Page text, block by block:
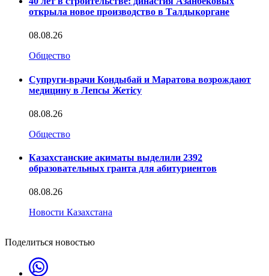
открыла новое производство в Талдыкоргане
08.08.26
Общество
Супруги-врачи Кондыбай и Маратова возрождают
медицину в Лепсы Жетісу
08.08.26
Общество
Казахстанские акиматы выделили 2392
образовательных гранта для абитуриентов
08.08.26
Новости Казахстана
Поделиться новостью